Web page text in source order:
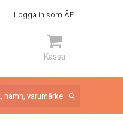
Logga in som ÅF
Kassa
ARTIKEL